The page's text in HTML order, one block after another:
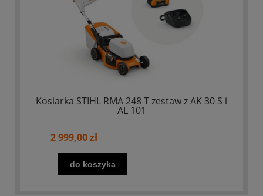
Kosiarka STIHL RMA 248 T zestaw z AK 30 S i
AL 101
2 999,00 zł
do koszyka